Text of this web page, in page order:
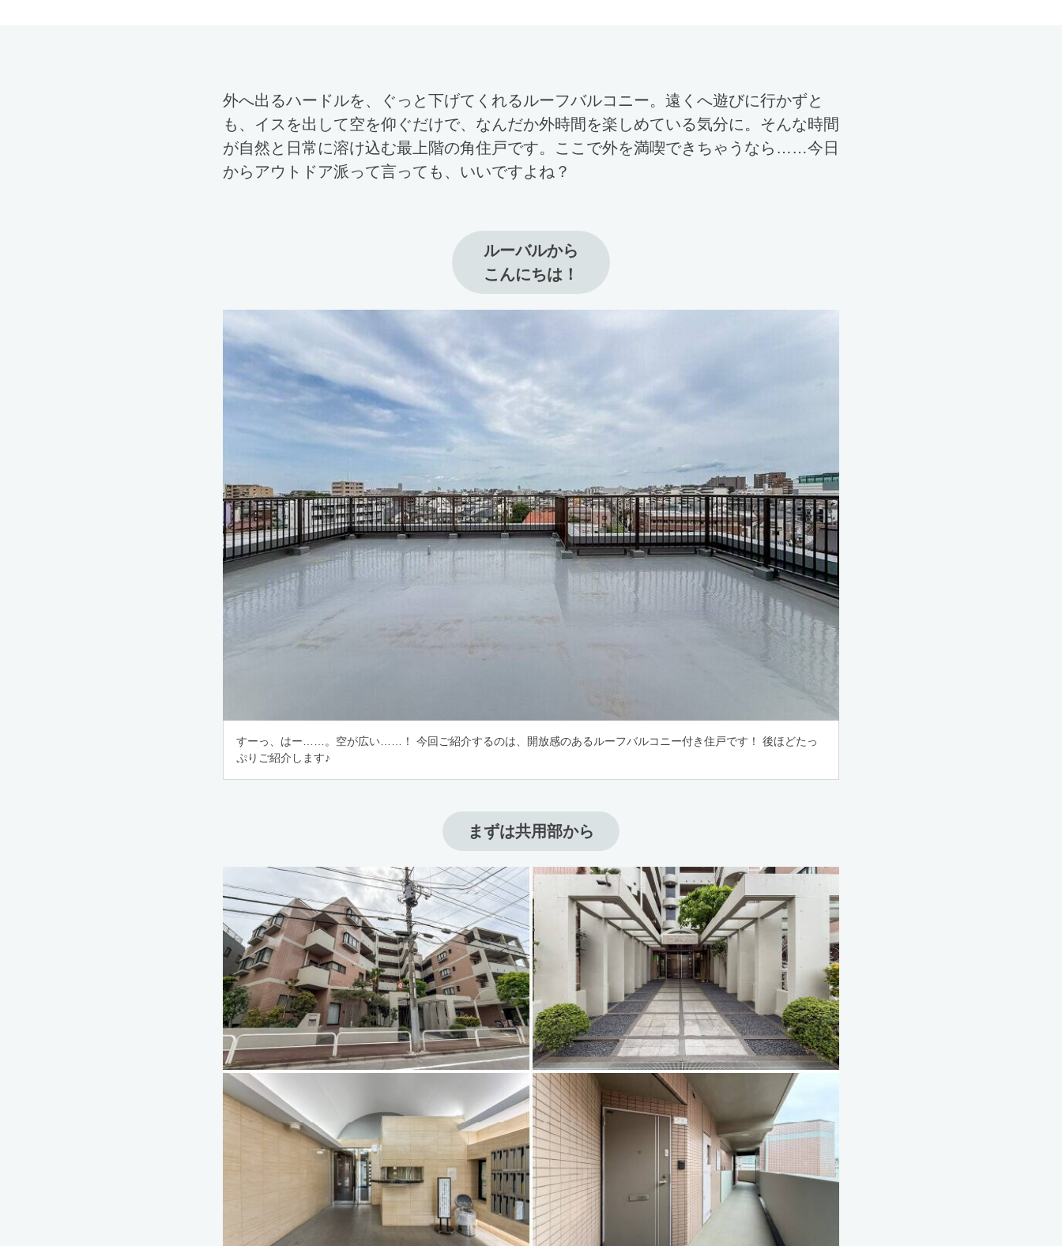
外へ出るハードルを、ぐっと下げてくれるルーフバルコニー。遠くへ遊びに行かずと
も、イスを出して空を仰ぐだけで、なんだか外時間を楽しめている気分に。そんな時間
が自然と日常に溶け込む最上階の角住戸です。ここで外を満喫できちゃうなら……今日
からアウトドア派って言っても、いいですよね？
ルーバルから
こんにちは！
すーっ、はー……。空が広い……！ 今回ご紹介するのは、開放感のあるルーフバルコニー付き住戸です！ 後ほどたっ
ぷりご紹介します♪
まずは共用部から